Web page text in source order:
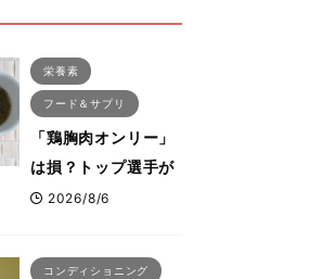
栄養素
フード＆サプリ
「鶏胸肉オンリー」
は損？トップ選手が
実践する疲労を残さ
活コンボ
2026/8/6
コンディショニング